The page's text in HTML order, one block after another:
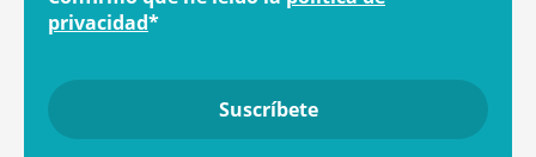
privacidad*